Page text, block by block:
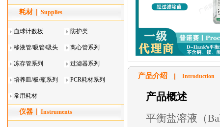
耗材 Supplies
血球计数板 防护类
移液管/吸管/吸头
系列
离心管系列
冻存管系列 过滤器系列
培养皿/板/瓶系列 PCR耗材系列
常用耗材
仪器 Instruments
产品介绍 Introduction
产品概述
平衡盐溶液（